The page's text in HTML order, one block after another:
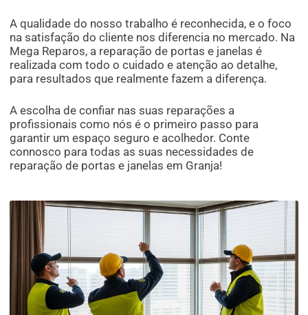
A qualidade do nosso trabalho é reconhecida, e o foco
na satisfação do cliente nos diferencia no mercado. Na
Mega Reparos, a reparação de portas e janelas é
realizada com todo o cuidado e atenção ao detalhe,
para resultados que realmente fazem a diferença.
A escolha de confiar nas suas reparações a
profissionais como nós é o primeiro passo para
garantir um espaço seguro e acolhedor. Conte
connosco para todas as suas necessidades de
reparação de portas e janelas em Granja!